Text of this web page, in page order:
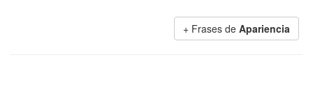
+ Frases de Apariencia